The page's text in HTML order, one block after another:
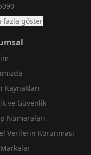
fazla göster
Kaynakları
ve Güvenlik
Numaraları
Verilerin Korunması